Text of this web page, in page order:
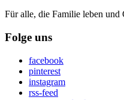
Für alle, die Familie leben und
Folge uns
facebook
pinterest
instagram
rss-feed